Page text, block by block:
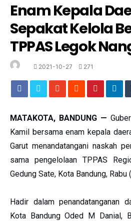
Enam Kepala
Sepakat Kelola
TPPAS Legok
2021-10-27 271
MATAKOTA, BANDUNG —
Kamil bersama enam kepala
Garut menandatangani naskah
sama pengelolaan TPPAS
Gedung Sate, Kota Bandung,
Hadir dalam penandatanganan
Kota Bandung Oded M Danial,